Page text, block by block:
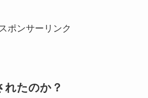
ポンサーリンク
れたのか？